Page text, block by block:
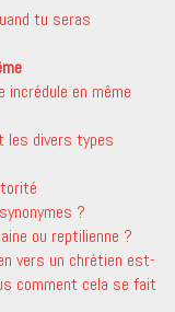
tu seras
en même
les divers types
?
ou reptilienne ?
vers un chrétien est-
comment cela se fait